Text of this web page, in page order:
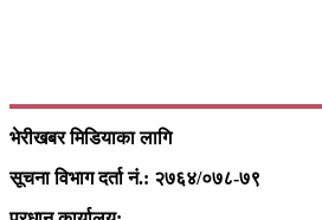
भेरीखबर मिडियाका लागि
सूचना विभाग दर्ता नं.: २७६४/०७८-७९